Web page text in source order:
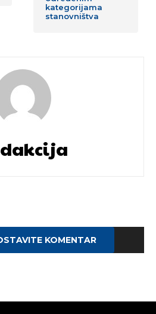
kategorijama
stanovništva
KOMENTAR